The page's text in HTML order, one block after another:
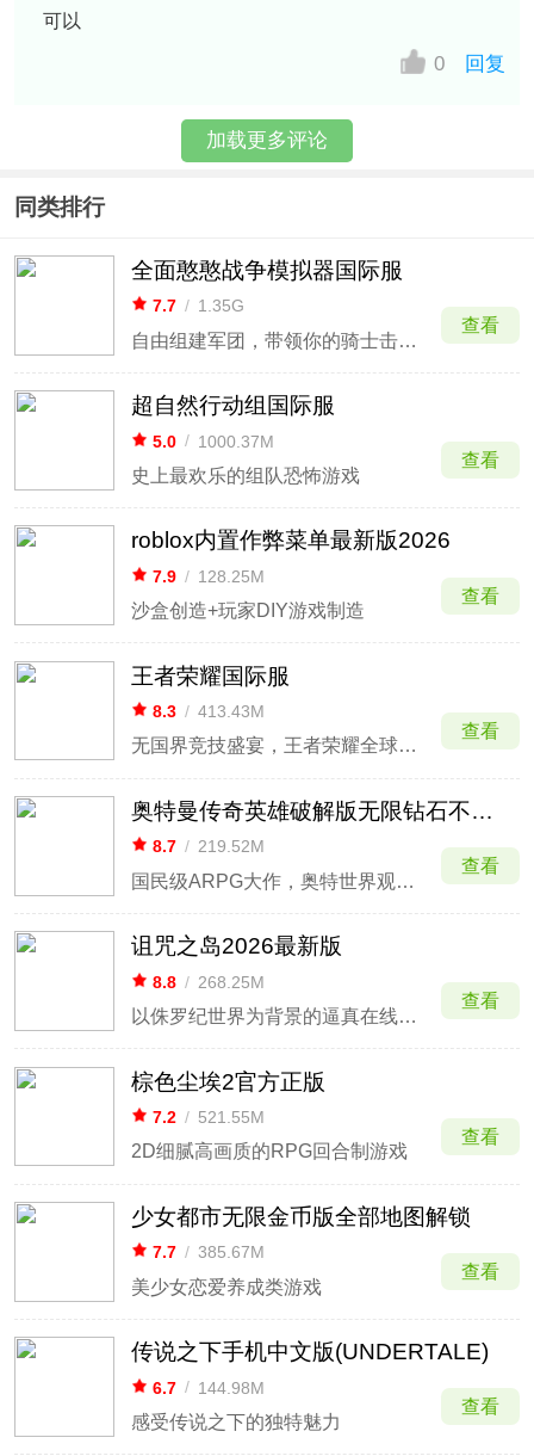
可以
0 回复
加载更多评论
同类排行
全面憨憨战争模拟器国际服
7.7 / 1.35G
自由组建军团，带领你的骑士击败所有敌人
查看
超自然行动组国际服
5.0 / 1000.37M
史上最欢乐的组队恐怖游戏
查看
roblox内置作弊菜单最新版2026
7.9 / 128.25M
沙盒创造+玩家DIY游戏制造
查看
王者荣耀国际服
8.3 / 413.43M
无国界竞技盛宴，王者荣耀全球开战
查看
奥特曼传奇英雄破解版无限钻石不用登录
8.7 / 219.52M
国民级ARPG大作，奥特世界观完美还原
查看
诅咒之岛2026最新版
8.8 / 268.25M
以侏罗纪世界为背景的逼真在线恐龙模拟器
查看
棕色尘埃2官方正版
7.2 / 521.55M
2D细腻高画质的RPG回合制游戏
查看
少女都市无限金币版全部地图解锁
7.7 / 385.67M
美少女恋爱养成类游戏
查看
传说之下手机中文版(UNDERTALE)
6.7 / 144.98M
感受传说之下的独特魅力
查看